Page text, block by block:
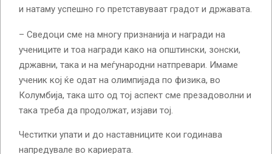
и натаму успешно го претставуваат градот и државата.
– Сведоци сме на многу признанија и награди на
учениците и тоа награди како на општински, зонски,
државни, така и на меѓународни натпревари. Имаме
ученик кој ќе одат на олимпијада по физика, во
Колумбија, така што од тој аспект сме презадоволни и
така треба да продолжат, изјави тој.
Честитки упати и до наставниците кои годинава
напредувале во кариерата.